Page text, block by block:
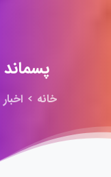
پسماند
خانه اخبار